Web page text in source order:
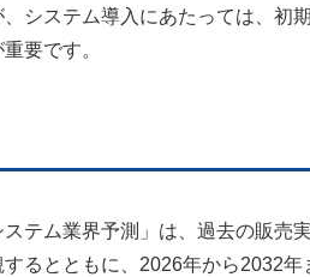
システム導入にあたっては、初
要です。
テム業界予測」は、過去の販売
るとともに、2026年から2032